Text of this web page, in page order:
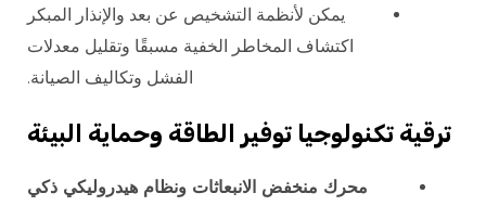
يمكن لأنظمة التشخيص عن بعد والإنذار المبكر
اكتشاف المخاطر الخفية مسبقًا وتقليل معدلات
الفشل وتكاليف الصيانة.
ترقية تكنولوجيا توفير الطاقة وحماية البيئة
محرك منخفض الانبعاثات ونظام هيدروليكي ذكي